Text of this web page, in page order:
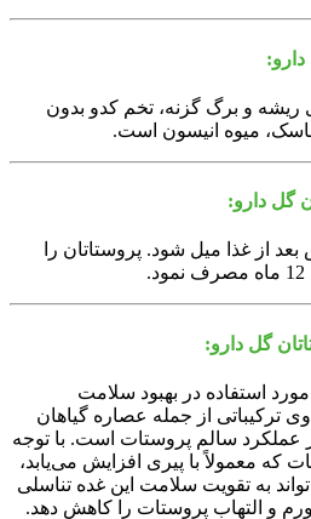
و برگ گزنه، تخم کدو بدون
میوه انیسون است.
گل دارو:
هر بار 1 تا 2 قرص بعد از غذا میل شود. پروستاتان را
گل دارو:
استفاده در بهبود سلامت
از جمله عصاره گیاهان
عملکرد سالم پروستات است. با توجه
که معمولاً با پیری افزایش می‌یابد،
به تقویت سلامت این غده تناسلی
و التهاب پروستات را کاهش دهد.